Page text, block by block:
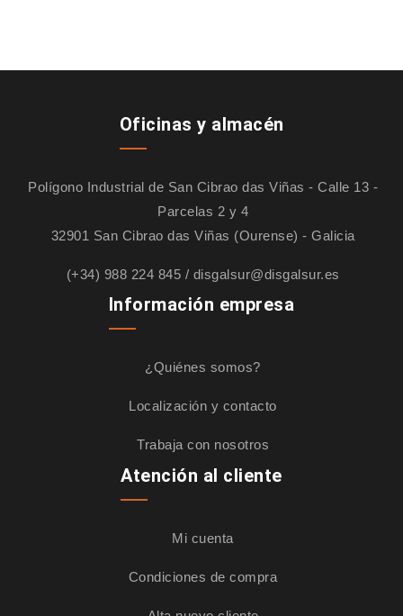
ACCESORIOS
NOVEDADES
PROMOCIONES
Oficinas y almacén
Polígono Industrial de San Cibrao das Viñas - Calle 13 -
Parcelas 2 y 4
32901 San Cibrao das Viñas (Ourense) - Galicia
(+34) 988 224 845 / disgalsur@disgalsur.es
Información empresa
¿Quiénes somos?
Localización y contacto
Trabaja con nosotros
Atención al cliente
Mi cuenta
Condiciones de compra